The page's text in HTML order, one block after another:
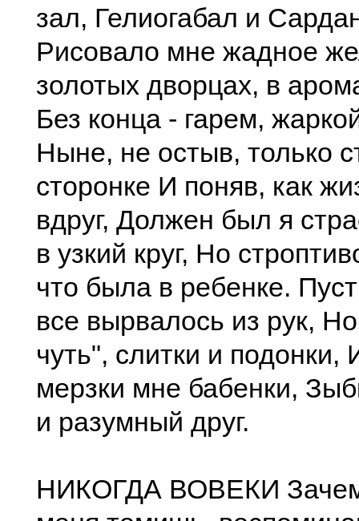
зал, Гелиогабал и
Рисовало мне жадное
золотых дворцах, в
Без конца - гарем,
Ныне, не остыв, только
сторонке И поняв, как
вдруг, Должен был я
в узкий круг, Но
что была в ребенке.
все вырвалось из рук,
чуть", слитки и
мерзки мне бабенки,
и разумный друг.
НИКОГДА ВОВЕКИ